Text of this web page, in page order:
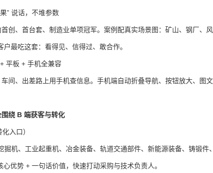
” 说话，不堆参数
创、首台套、制造业单项冠军。案例配真实场景图：矿山、钢厂、
户最吃这套：看得见、信得过、敢合作。
平板 + 手机全兼容
间、出差路上用手机查信息。手机端自动折叠导航、按钮放大、图
绕 B 端获客与转化
入口）
掘机、工业起重机、冶金装备、轨道交通部件、新能源装备、铸锻
优势 + 一句话价值，快速打动采购与技术负责人。